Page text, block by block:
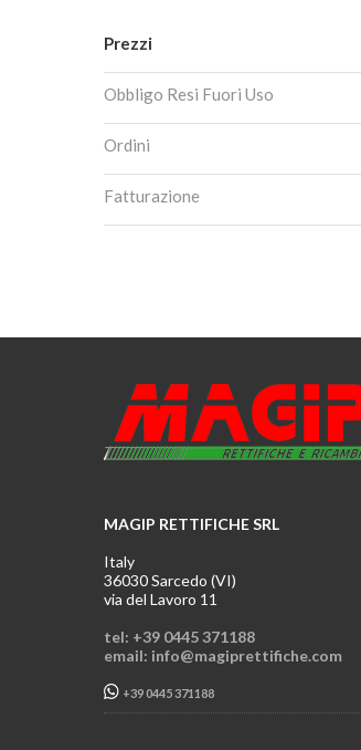
Prezzi
Obbligo Resi Fuori Uso
Ordini
Fatturazione
MAGIP RETTIFICHE SRL
Italy
36030 Sarcedo (VI)
via del Lavoro 11
tel: +39 0445 371188
email: info@magiprettifiche.com
+39 0445 371188